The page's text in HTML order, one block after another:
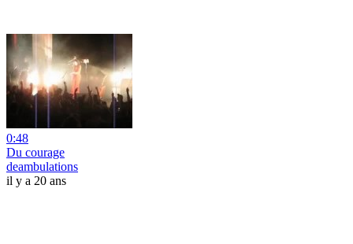
0:48
Du courage
deambulations
il y a 20 ans